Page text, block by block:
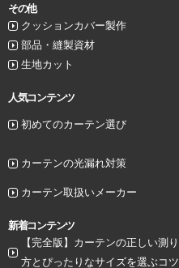
その他
クッションカバー製作
部品・縫製資材
生地カット
人気コンテンツ
初めてのカーテン選び
カーテンの光漏れ対策
カーテン取扱いメーカー
新着コンテンツ
【完全版】カーテンの正しい測り
方とぴったりなサイズを選ぶコツ